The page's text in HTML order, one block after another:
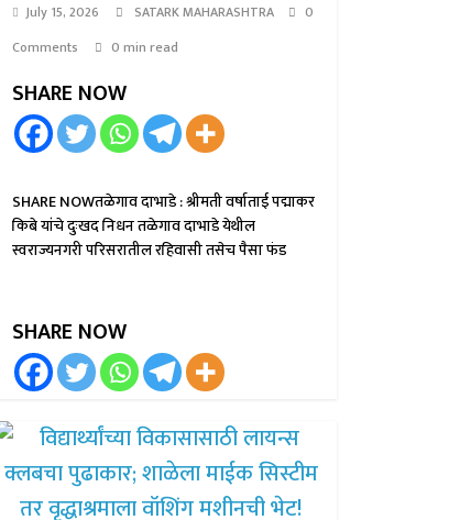
July 15, 2026 SATARK MAHARASHTRA
0
Comments
0 min read
SHARE NOW
SHARE NOWतळेगाव दाभाडे : श्रीमती वर्षाताई पद्माकर
किबे यांचे दुःखद निधन तळेगाव दाभाडे येथील
स्वराज्यनगरी परिसरातील रहिवासी तसेच पैसा फंड
SHARE NOW